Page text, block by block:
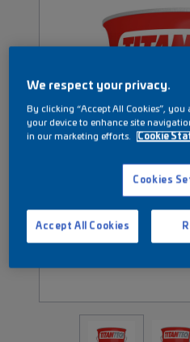
We respect your privacy.
By clicking “Accept All Cookies”,
your device to enhance site
in our marketing efforts.
Cookie
Cookies
Accept All Cookies